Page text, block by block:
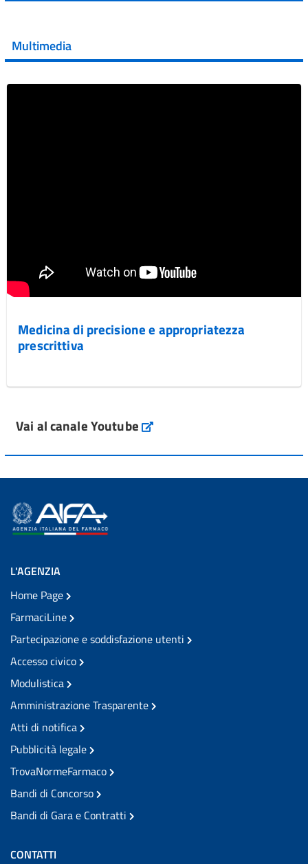
Vai al post →
Multimedia
Medicina di precisione e appropriatezza
prescrittiva
Vai al canale Youtube
L'AGENZIA
Home Page
FarmaciLine
Partecipazione e soddisfazione utenti
Accesso civico
Modulistica
Amministrazione Trasparente
Atti di notifica
Pubblicità legale
TrovaNormeFarmaco
Bandi di Concorso
Bandi di Gara e Contratti
CONTATTI